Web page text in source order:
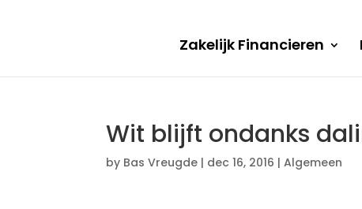
Zakelijk Financieren
Wit blijft ondanks
by Bas Vreugde | dec 16, 2016 |Algemeen